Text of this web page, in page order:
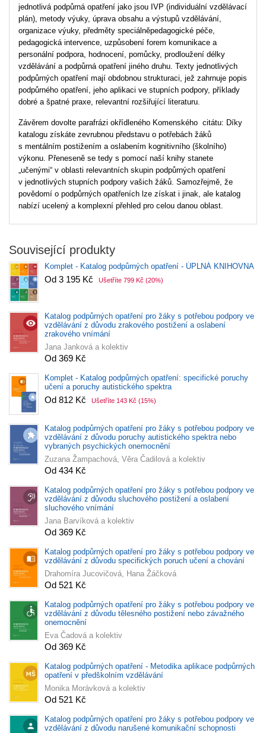
jednotlivá podpůrná opatření jako jsou IVP (individuální vzdělávací
plán), metody výuky, úprava obsahu a výstupů vzdělávání,
organizace výuky, předměty speciálněpedagogické péče,
pedagogická intervence, uzpůsobení forem komunikace a
personální podpora, hodnocení, pomůcky, prodloužení délky
vzdělávání a podpůrná opatření jiného druhu. Texty jednotlivých
podpůrných opatření mají obdobnou strukturaci, jež zahrnuje popis
podpůrného opatření, jeho aplikaci ve stupních podpory, příklady
dobré a špatné praxe, relevantní rozšiřující literaturu.
Závěrem dovolte parafrázi okřídleného Komenského citátu: Díky
katalogu získáte zevrubnou představu o potřebách žáků
s mentálním postižením a oslabením kognitivního (školního)
výkonu. Přeneseně se tedy s pomocí naší knihy stanete
„učenými“ v oblasti relevantních skupin podpůrných opatření
v jednotlivých stupních podpory vašich žáků. Samozřejmě, že
povědomí o podpůrných opatřeních lze získat i jinak, ale katalog
nabízí ucelený a komplexní přehled pro celou danou oblast.
Související produkty
Komplet - Katalog podpůrných opatření - ÚPLNÁ KNIHOVNA
Od 3 195 Kč Ušetříte 799 Kč (20%)
Katalog podpůrných opatření pro žáky s potřebou podpory ve
vzdělávání z důvodu zrakového postižení a oslabení
zrakového vnímání
Jana Janková a kolektiv
Od 369 Kč
Komplet - Katalog podpůrných opatření: specifické poruchy
učení a poruchy autistického spektra
Od 812 Kč Ušetříte 143 Kč (15%)
Katalog podpůrných opatření pro žáky s potřebou podpory ve
vzdělávání z důvodu poruchy autistického spektra nebo
vybraných psychických onemocnění
Zuzana Žampachová, Věra Čadilová a kolektiv
Od 434 Kč
Katalog podpůrných opatření pro žáky s potřebou podpory ve
vzdělávání z důvodu sluchového postižení a oslabení
sluchového vnímání
Jana Barvíková a kolektiv
Od 369 Kč
Katalog podpůrných opatření pro žáky s potřebou podpory ve
vzdělávání z důvodu specifických poruch učení a chování
Drahomíra Jucovičová, Hana Žáčková
Od 521 Kč
Katalog podpůrných opatření pro žáky s potřebou podpory ve
vzdělávání z důvodu tělesného postižení nebo závažného
onemocnění
Eva Čadová a kolektiv
Od 369 Kč
Katalog podpůrných opatření - Metodika aplikace podpůrných
opatření v předškolním vzdělávání
Monika Morávková a kolektiv
Od 521 Kč
Katalog podpůrných opatření pro žáky s potřebou podpory ve
vzdělávání z důvodu narušené komunikační schopnosti